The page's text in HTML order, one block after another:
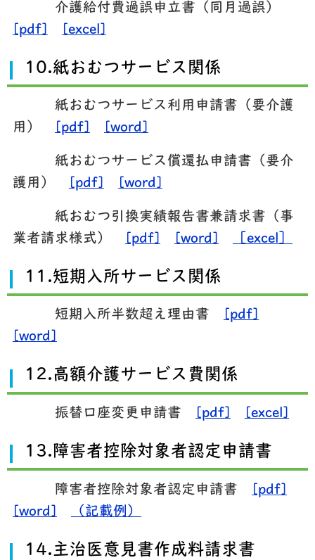
介護給付費過誤申立書（同月過誤）
[pdf]
[excel]
10.紙おむつサービス関係
紙おむつサービス利用申請書（要介護
用）
[pdf] [word]
紙おむつサービス償還払申請書（要介
護用）
[pdf] [word]
紙おむつ引換実績報告書兼請求書（事
業者請求様式）
[pdf] [word] ［excel］
11.短期入所サービス関係
短期入所半数超え理由書
[pdf]
[word]
12.高額介護サービス費関係
振替口座変更申請書 [pdf] [excel]
13.障害者控除対象者認定申請書
障害者控除対象者認定申請書
[pdf]
[word]
（記載例）
14.主治医意見書作成料請求書